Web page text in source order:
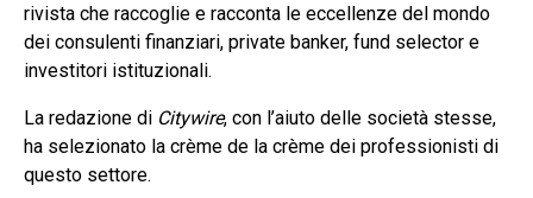
rivista che raccoglie e racconta le eccellenze del mondo
dei consulenti finanziari, private banker, fund selector e
investitori istituzionali.
La redazione di Citywire, con l’aiuto delle società stesse,
ha selezionato la crème de la crème dei professionisti di
questo settore.